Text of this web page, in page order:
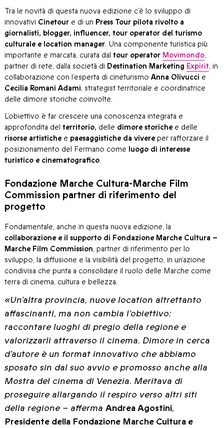
Tra le novità di questa nuova edizione c’è lo sviluppo di
innovativi Cinetour e di un Press Tour pilota rivolto a
giornalisti, blogger, influencer, tour operator del turismo
culturale e location manager. Una componente turistica più
importante e marcata, curata dal tour operator Movimondo,
partner di rete, dalla società di Destination Marketing Expirit, in
collaborazione con l’esperta di cineturismo Anna Olivucci e
Cecilia Romani Adami, strategist territoriale e coordinatrice
delle dimore storiche coinvolte.
L’obiettivo è far crescere una conoscenza integrata e
approfondita del territorio, delle dimore storiche e delle
risorse artistiche e paesaggistiche da vivereper rafforzare il
posizionamento del Fermano come luogo di interesse
turistico e cinematografico.
Fondazione Marche Cultura-Marche Film
Commission partner di riferimento del
progetto
Fondamentale, anche in questa nuova edizione, la
collaborazione e il supporto di Fondazione Marche Cultura –
Marche Film Commission, partner di riferimento per lo
sviluppo, la diffusione e la visibilità del progetto, in un’azione
condivisa che punta a consolidare il ruolo delle Marche come
terra di cinema, cultura e bellezza.
«Un’altra provincia, nuove location altrettanto
affascinanti, ma non cambia l’obiettivo:
raccontare luoghi di pregio della regione e
valorizzarli attraverso il cinema. Dimore in cerca
d’autore è un format innovativo che abbiamo
sposato sin dal suo avvio e promosso anche alla
Mostra del cinema di Venezia. Meritava di
proseguire allargando il respiro verso altri siti
della regione – afferma Andrea Agostini,
Presidente della Fondazione Marche Cultura e